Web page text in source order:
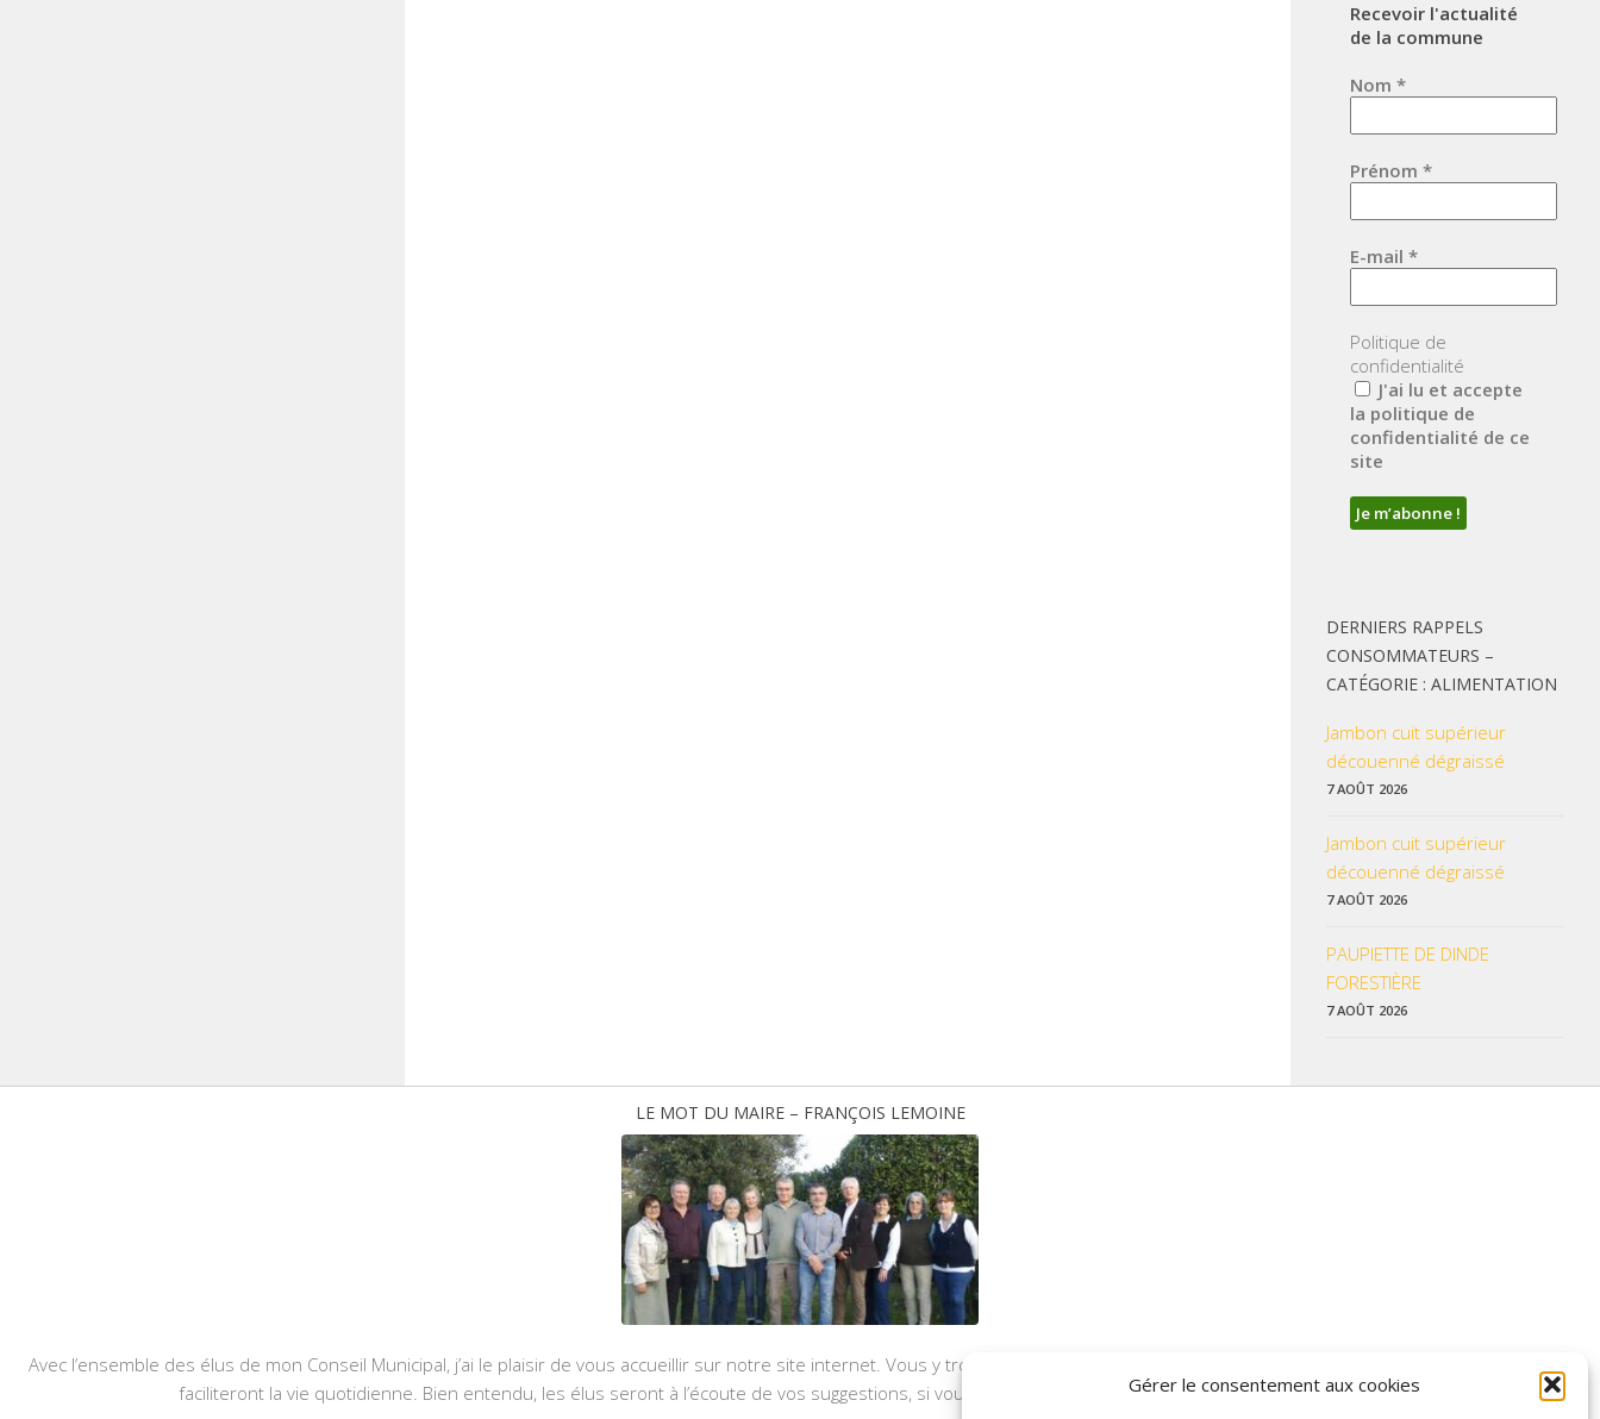
Gérer le consentement aux cookies
Recevoir l'actualité
de la commune
Nom *
Prénom *
E-mail *
Politique de
confidentialité
J'ai lu et accepte
la politique de
confidentialité de ce
site
DERNIERS RAPPELS
CONSOMMATEURS –
CATÉGORIE : ALIMENTATION
Jambon cuit supérieur
découenné dégraissé
7 AOÛT 2026
Jambon cuit supérieur
découenné dégraissé
7 AOÛT 2026
PAUPIETTE DE DINDE
FORESTIÈRE
7 AOÛT 2026
LE MOT DU MAIRE – FRANÇOIS LEMOINE
Avec l’ensemble des élus de mon Conseil Municipal, j’ai le plaisir de vous accueillir sur notre site internet. Vous y trouverez les données pratiques, les liens utiles et les informations qui vous
faciliteront la vie quotidienne. Bien entendu, les élus seront à l’écoute de vos suggestions, si vous souhaitez enrichir nos rubriques ou nos informations.